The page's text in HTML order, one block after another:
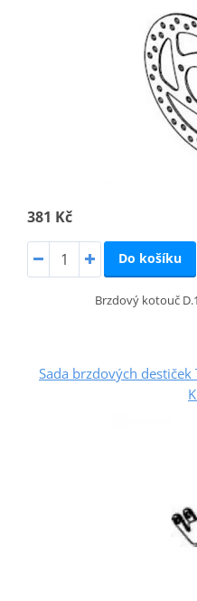
381 Kč
Do košíku
Brzdový kotouč
Sada brzdových destiček